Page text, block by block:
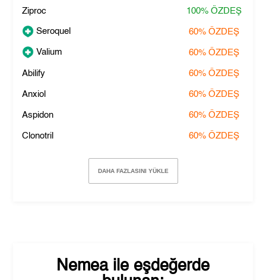
Ziproc 100% ÖZDEŞ
Seroquel 60% ÖZDEŞ
Valium 60% ÖZDEŞ
Abilify 60% ÖZDEŞ
Anxiol 60% ÖZDEŞ
Aspidon 60% ÖZDEŞ
Clonotril 60% ÖZDEŞ
DAHA FAZLASINI YÜKLE
Nemeaile eşdeğerde